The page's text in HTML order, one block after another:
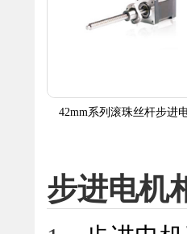
42mm系列滚珠丝杆步进
步进电机